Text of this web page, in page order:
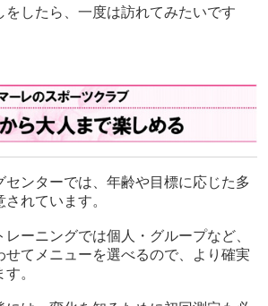
をしたら、一度は訪れてみたいです
センターでは、年齢や目標に応じた多
れています。
レーニングでは個人・グループなど、
せてメニューを選べるので、より確実
。